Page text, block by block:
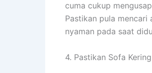
cuma cukup
Pastikan pula mencari
nyaman pada saat
4. Pastikan Sofa Kering